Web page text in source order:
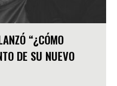
“¿CÓMO
DE SU NUEVO